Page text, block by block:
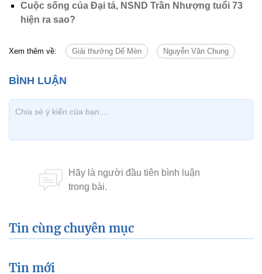
Cuộc sống của Đại tá, NSND Trần Nhượng tuổi 73
hiện ra sao?
Xem thêm về: Giải thưởng Dế Mèn Nguyễn Văn Chung
Tin cùng chuyên mục
Tin mới